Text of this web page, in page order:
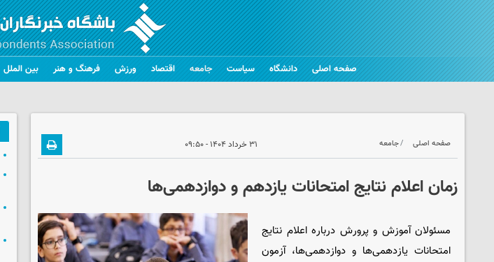
صفحه اصلی دانشگاه سیاست جامعه اقتصاد ورزش فرهنگ و هنر بین الملل
صفحه اصلی جامعه ۳۱ خرداد ۱۴۰۴ - ۰۹:۵۰
زمان اعلام نتایج امتحانات یازدهم و دوازدهمی‌ها
مسئولان آموزش و پرورش درباره اعلام نتایج
امتحانات یازدهمی‌ها و دوازدهمی‌ها، آزمون